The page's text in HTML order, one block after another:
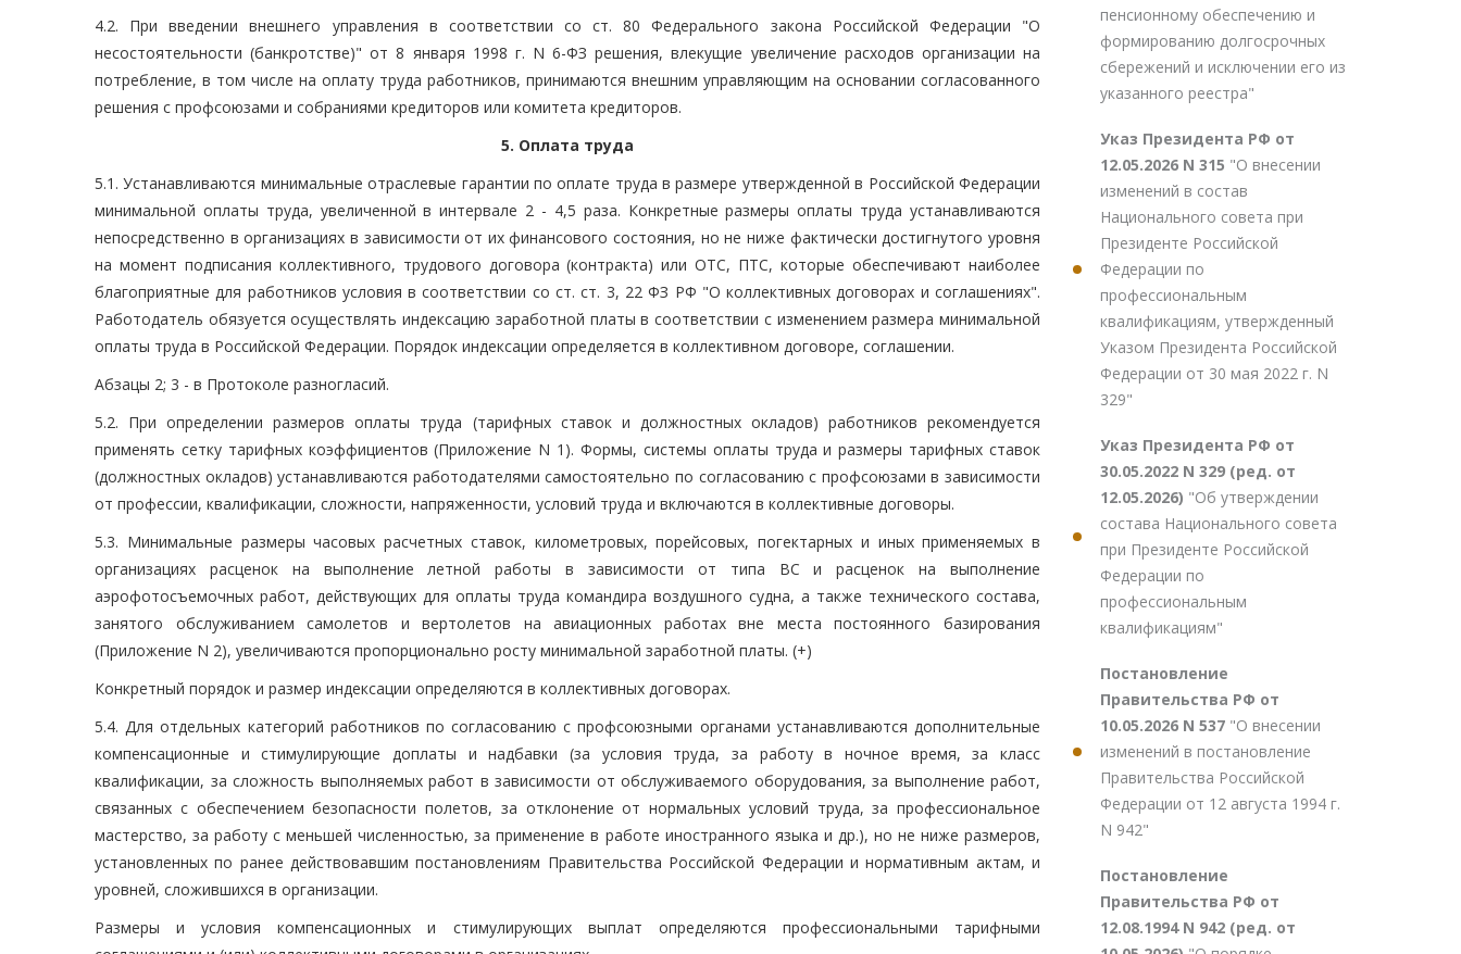
4.2. При введении внешнего управления в соответствии со ст. 80 Федерального закона Российской Федерации "О
несостоятельности (банкротстве)" от 8 января 1998 г. N 6-ФЗ решения, влекущие увеличение расходов организации на
потребление, в том числе на оплату труда работников, принимаются внешним управляющим на основании согласованного
решения с профсоюзами и собраниями кредиторов или комитета кредиторов.
5. Оплата труда
5.1. Устанавливаются минимальные отраслевые гарантии по оплате труда в размере утвержденной в Российской Федерации
минимальной оплаты труда, увеличенной в интервале 2 - 4,5 раза. Конкретные размеры оплаты труда устанавливаются
непосредственно в организациях в зависимости от их финансового состояния, но не ниже фактически достигнутого уровня
на момент подписания коллективного, трудового договора (контракта) или ОТС, ПТС, которые обеспечивают наиболее
благоприятные для работников условия в соответствии со ст. ст. 3, 22 ФЗ РФ "О коллективных договорах и соглашениях".
Работодатель обязуется осуществлять индексацию заработной платы в соответствии с изменением размера минимальной
оплаты труда в Российской Федерации. Порядок индексации определяется в коллективном договоре, соглашении.
Абзацы 2; 3 - в Протоколе разногласий.
5.2. При определении размеров оплаты труда (тарифных ставок и должностных окладов) работников рекомендуется
применять сетку тарифных коэффициентов (Приложение N 1). Формы, системы оплаты труда и размеры тарифных ставок
(должностных окладов) устанавливаются работодателями самостоятельно по согласованию с профсоюзами в зависимости
от профессии, квалификации, сложности, напряженности, условий труда и включаются в коллективные договоры.
5.3. Минимальные размеры часовых расчетных ставок, километровых, порейсовых, погектарных и иных применяемых в
организациях расценок на выполнение летной работы в зависимости от типа ВС и расценок на выполнение
аэрофотосъемочных работ, действующих для оплаты труда командира воздушного судна, а также технического состава,
занятого обслуживанием самолетов и вертолетов на авиационных работах вне места постоянного базирования
(Приложение N 2), увеличиваются пропорционально росту минимальной заработной платы. (+)
Конкретный порядок и размер индексации определяются в коллективных договорах.
5.4. Для отдельных категорий работников по согласованию с профсоюзными органами устанавливаются дополнительные
компенсационные и стимулирующие доплаты и надбавки (за условия труда, за работу в ночное время, за класс
квалификации, за сложность выполняемых работ в зависимости от обслуживаемого оборудования, за выполнение работ,
связанных с обеспечением безопасности полетов, за отклонение от нормальных условий труда, за профессиональное
мастерство, за работу с меньшей численностью, за применение в работе иностранного языка и др.), но не ниже размеров,
установленных по ранее действовавшим постановлениям Правительства Российской Федерации и нормативным актам, и
уровней, сложившихся в организации.
Размеры и условия компенсационных и стимулирующих выплат определяются профессиональными тарифными
пенсионному обеспечению и
формированию долгосрочных
сбережений и исключении его из
указанного реестра"
Указ Президента РФ от
12.05.2026 N 315 "О внесении
изменений в состав
Национального совета при
Президенте Российской
Федерации по
профессиональным
квалификациям, утвержденный
Указом Президента Российской
Федерации от 30 мая 2022 г. N
329"
Указ Президента РФ от
30.05.2022 N 329 (ред. от
12.05.2026) "Об утверждении
состава Национального совета
при Президенте Российской
Федерации по
профессиональным
квалификациям"
Постановление
Правительства РФ от
10.05.2026 N 537 "О внесении
изменений в постановление
Правительства Российской
Федерации от 12 августа 1994 г.
N 942"
Постановление
Правительства РФ от
12.08.1994 N 942 (ред. от